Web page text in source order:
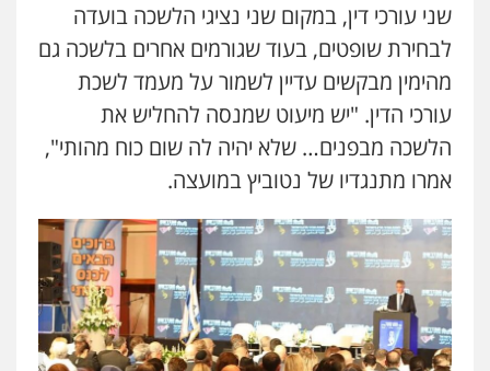
שני עורכי דין, במקום שני נציגי הלשכה בועדה
לבחירת שופטים, בעוד שגורמים אחרים בלשכה גם
מהימין מבקשים עדיין לשמור על מעמד לשכת
עורכי הדין. "יש מיעוט שמנסה להחליש את
הלשכה מבפנים… שלא יהיה לה שום כוח מהותי",
אמרו מתנגדיו של נטוביץ במועצה.